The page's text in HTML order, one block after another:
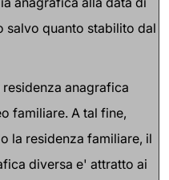
salvo quanto stabilito dal
anagrafica
familiare. A tal fine,
la residenza familiare, il
diversa e' attratto ai